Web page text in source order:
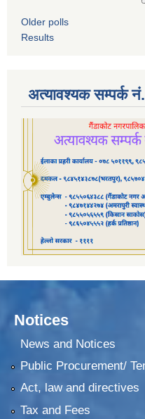
Older polls
Results
अत्यावश्यक सम्पर्क नं.
Notices
News and Notices
Public Procurement/
Act, law and directives
Tax and Fees